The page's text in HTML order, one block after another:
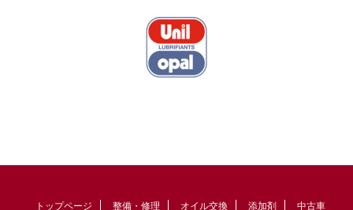
トップページ 整備・修理 オイル交換 添加剤 中古車